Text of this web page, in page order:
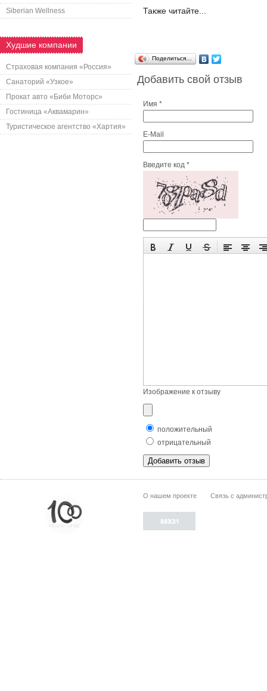
Siberian Wellness
Худшие компании
Страховая компания «Россия»
Санаторий «Узкое»
Прокат авто «Биби Моторс»
Гостиница «Аквамарин»
Туристическое агентство «Хартия»
Также читайте...
Поделиться…
Добавить свой отзыв
Имя *
E-Mail
Введите код *
Изображение к отзыву
положительный
отрицательный
О нашем проекте Связь с